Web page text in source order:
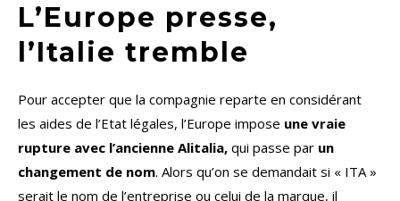
L’Europe presse,
l’Italie tremble
Pour accepter que la compagnie reparte en considérant
les aides de l’Etat légales, l’Europe impose une vraie
rupture avec l’ancienne Alitalia, qui passe par un
changement de nom. Alors qu’on se demandait si « ITA »
serait le nom de l’entreprise ou celui de la marque, il